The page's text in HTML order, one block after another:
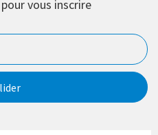
vous inscrire